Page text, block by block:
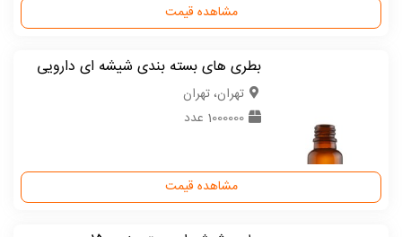
مشاهده قیمت
بطری های بسته بندی شیشه ای دارویی
تهران، تهران
1000000 عدد
مشاهده قیمت